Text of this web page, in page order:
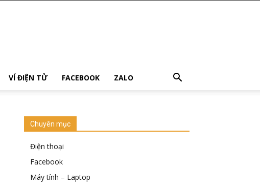
VÍ ĐIỆN TỬ FACEBOOK ZALO
Chuyên mục
Điện thoại
Facebook
Máy tính – Laptop